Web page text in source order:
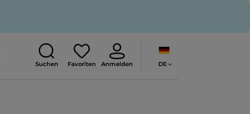
Suchen Favoriten Anmelden DE